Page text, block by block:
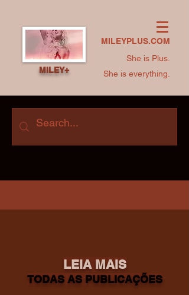
MILEYPLUS.COM
She is Plus.
She is everything.
MILEY+
LEIA MAIS
TODAS AS PUBLICAÇÕES